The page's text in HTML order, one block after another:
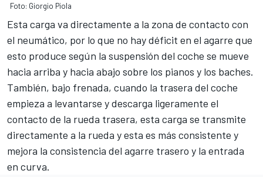
Foto: Giorgio Piola
Esta carga va directamente a la zona de contacto con
el neumático, por lo que no hay déficit en el agarre que
esto produce según la suspensión del coche se mueve
hacia arriba y hacia abajo sobre los pianos y los baches.
También, bajo frenada, cuando la trasera del coche
empieza a levantarse y descarga ligeramente el
contacto de la rueda trasera, esta carga se transmite
directamente a la rueda y esta es más consistente y
mejora la consistencia del agarre trasero y la entrada
en curva.